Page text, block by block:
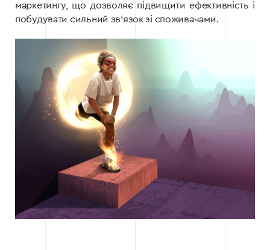
маркетингу, що дозволяє підвищити ефективність і
побудувати сильний зв’язок зі споживачами.